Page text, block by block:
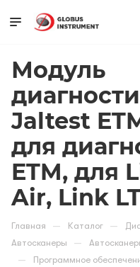
Модуль
Jaltest
для
ETM, для
Air, Link
Главная — Каталог —
Автосканеры —
— Программное